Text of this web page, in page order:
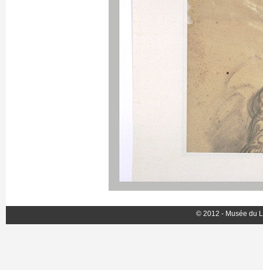
© 2012 - Musée du